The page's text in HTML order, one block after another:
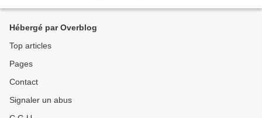
Hébergé par Overblog
Top articles
Pages
Contact
Signaler un abus